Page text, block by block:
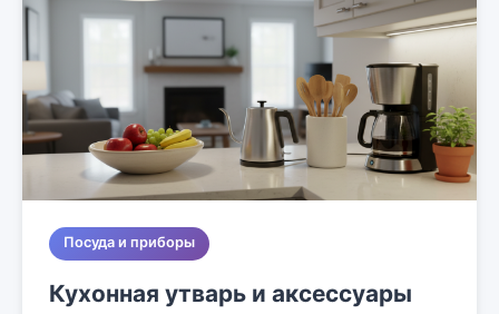
Посуда и приборы
Кухонная утварь и аксессуары